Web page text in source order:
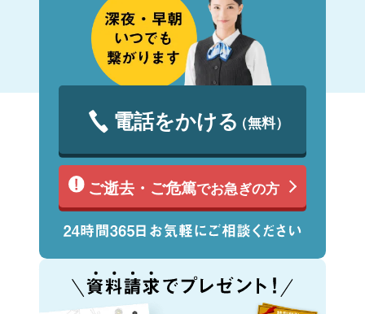
電話をかける（無料）
ご逝去・ご危篤でお急ぎの方